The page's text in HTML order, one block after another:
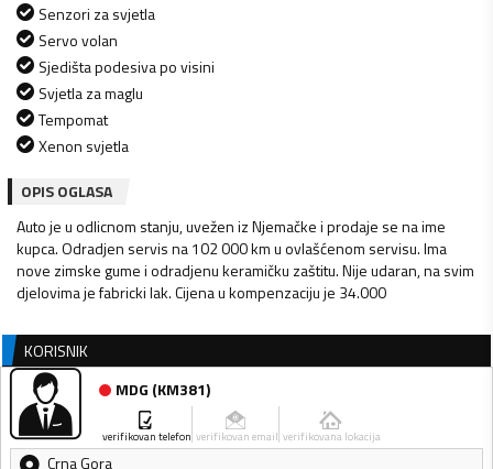
Senzori za svjetla
Servo volan
Sjedišta podesiva po visini
Svjetla za maglu
Tempomat
Xenon svjetla
OPIS OGLASA
Auto je u odlicnom stanju, uvežen iz Njemačke i prodaje se na ime
kupca. Odradjen servis na 102 000 km u ovlašćenom servisu. Ima
nove zimske gume i odradjenu keramičku zaštitu. Nije udaran, na svim
djelovima je fabricki lak. Cijena u kompenzaciju je 34.000
KORISNIK
MDG (KM381)
verifikovan telefon verifikovan email verifikovana lokacija
Crna Gora